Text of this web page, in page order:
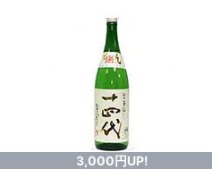
3,000円UP!